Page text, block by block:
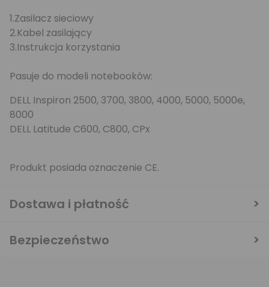
1.Zasilacz sieciowy
2.Kabel zasilający
3.Instrukcja korzystania
Pasuje do modeli notebooków:
DELL Inspiron 2500, 3700, 3800, 4000, 5000, 5000e,
8000
DELL Latitude C600, C800, CPx
Produkt posiada oznaczenie CE.
Dostawa i płatność
Bezpieczeństwo